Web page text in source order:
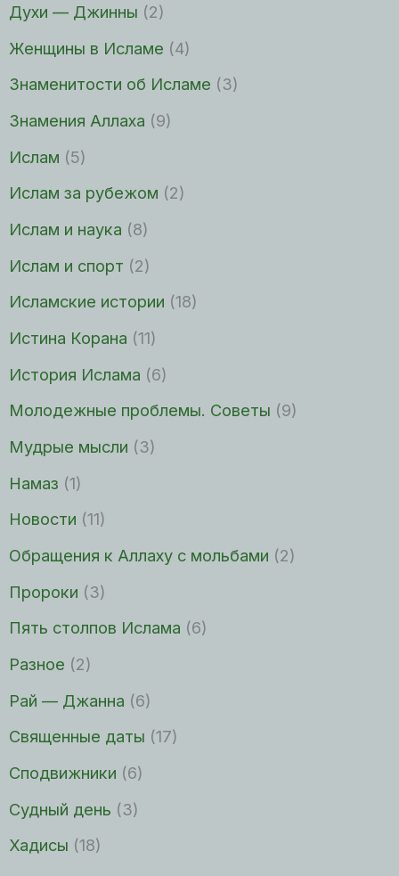
Духи — Джинны (2)
Женщины в Исламе (4)
Знаменитости об Исламе (3)
Знамения Аллаха (9)
Ислам (5)
Ислам за рубежом (2)
Ислам и наука (8)
Ислам и спорт (2)
Исламские истории (18)
Истина Корана (11)
История Ислама (6)
Молодежные проблемы. Советы (9)
Мудрые мысли (3)
Намаз (1)
Новости (11)
Обращения к Аллаху с мольбами (2)
Пророки (3)
Пять столпов Ислама (6)
Разное (2)
Рай — Джанна (6)
Священные даты (17)
Сподвижники (6)
Судный день (3)
Хадисы (18)